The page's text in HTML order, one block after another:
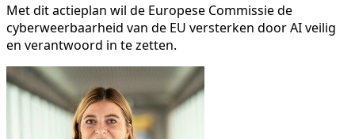
Met dit actieplan wil de Europese Commissie de
cyberweerbaarheid van de EU versterken door AI veilig
en verantwoord in te zetten.